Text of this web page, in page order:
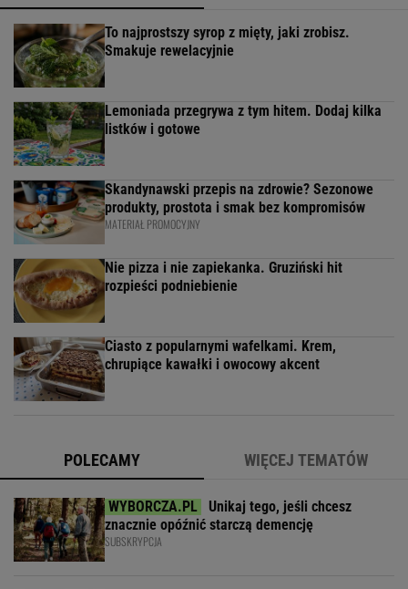
To najprostszy syrop z mięty, jaki zrobisz.
Smakuje rewelacyjnie
Lemoniada przegrywa z tym hitem. Dodaj kilka
listków i gotowe
Skandynawski przepis na zdrowie? Sezonowe
produkty, prostota i smak bez kompromisów
MATERIAŁ PROMOCYJNY
Nie pizza i nie zapiekanka. Gruziński hit
rozpieści podniebienie
Ciasto z popularnymi wafelkami. Krem,
chrupiące kawałki i owocowy akcent
POLECAMY WIĘCEJ TEMATÓW
Unikaj tego, jeśli chcesz
znacznie opóźnić starczą demencję
SUBSKRYPCJA